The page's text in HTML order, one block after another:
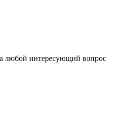
любой интересующий вопрос